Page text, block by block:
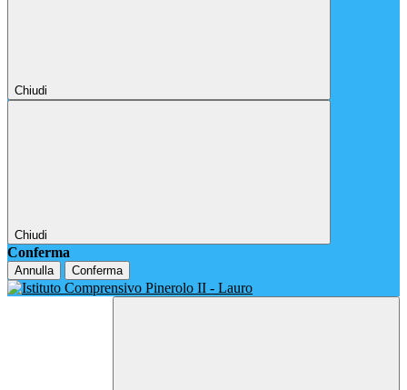
Chiudi
Chiudi
Conferma
Annulla Conferma